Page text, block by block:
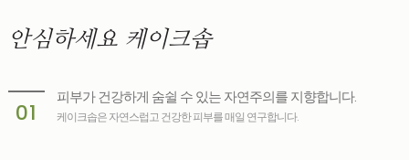
안심하세요 케이크솝
01
피부가 건강하게 숨쉴 수 있는 자연주의를 지향합니다.
케이크솝은 자연스럽고 건강한 피부를 매일 연구합니다.